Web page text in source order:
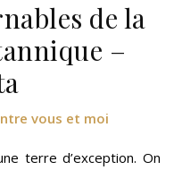
de la
–
vous et moi
terre d’exception. On